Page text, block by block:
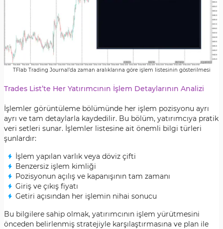
TFlab Trading Journal’da zaman aralıklarına göre işlem listesinin gösterilmesi
Trades List’te Her Yatırımcının İşlem Detaylarının Analizi
İşlemler görüntüleme bölümünde her işlem pozisyonu ayrı
ayrı ve tam detaylarla kaydedilir. Bu bölüm, yatırımcıya pratik
veri setleri sunar. İşlemler listesine ait önemli bilgi türleri
şunlardır:
İşlem yapılan varlık veya döviz çifti
Benzersiz işlem kimliği
Pozisyonun açılış ve kapanışının tam zamanı
Giriş ve çıkış fiyatı
Getiri açısından her işlemin nihai sonucu
Bu bilgilere sahip olmak, yatırımcının işlem yürütmesini
önceden belirlenmiş stratejiyle karşılaştırmasına ve plan ile